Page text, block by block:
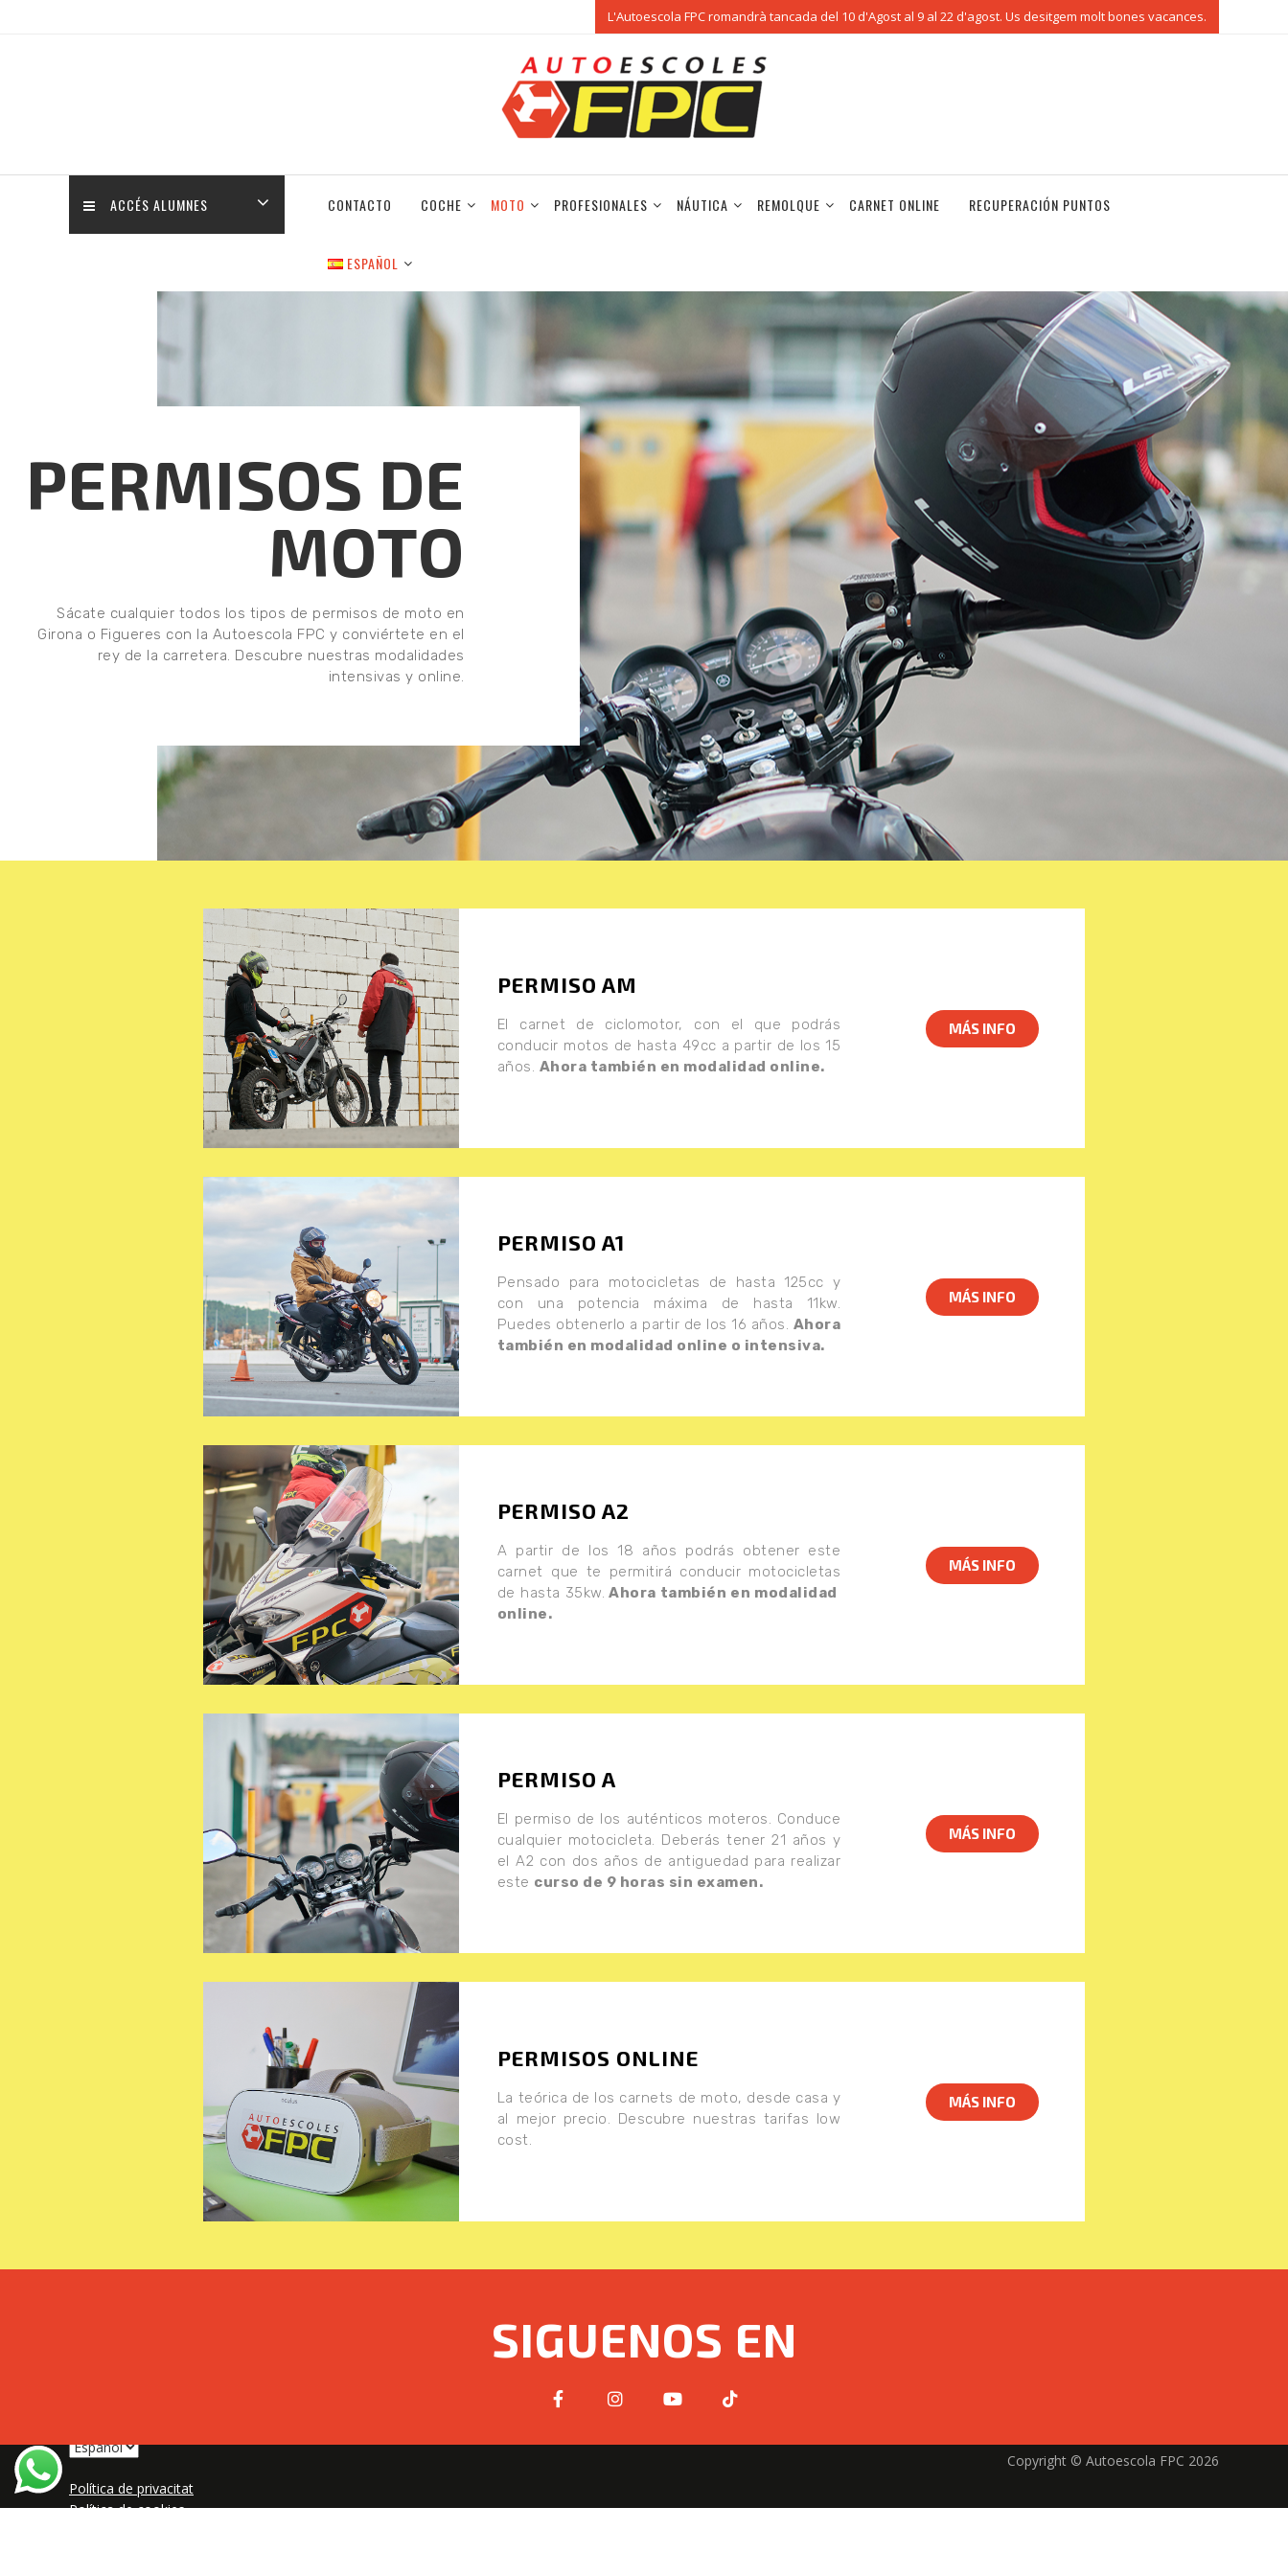
L'Autoescola FPC romandrà tancada del 10 d'Agost al 9 al 22 d'agost. Us desitgem molt bones vacances.
ACCÉS ALUMNES CONTACTO COCHE MOTO PROFESIONALES NÁUTICA REMOLQUE CARNET ONLINE RECUPERACIÓN PUNTOS
ESPAÑOL
PERMISOS DE
MOTO
Sácate cualquier todos los tipos de permisos de moto en
Girona o Figueres con la Autoescola FPC y conviértete en el
rey de la carretera. Descubre nuestras modalidades
intensivas y online.
PERMISO AM
El carnet de ciclomotor, con el que podrás
conducir motos de hasta 49cc a partir de los 15
años. Ahora también en modalidad online.
MÁS INFO
PERMISO A1
Pensado para motocicletas de hasta 125cc y
con una potencia máxima de hasta 11kw.
Puedes obtenerlo a partir de los 16 años. Ahora
también en modalidad online o intensiva.
MÁS INFO
PERMISO A2
A partir de los 18 años podrás obtener este
carnet que te permitirá conducir motocicletas
de hasta 35kw. Ahora también en modalidad
online.
MÁS INFO
PERMISO A
El permiso de los auténticos moteros. Conduce
cualquier motocicleta. Deberás tener 21 años y
el A2 con dos años de antiguedad para realizar
este curso de 9 horas sin examen.
MÁS INFO
PERMISOS ONLINE
La teórica de los carnets de moto, desde casa y
al mejor precio. Descubre nuestras tarifas low
cost.
MÁS INFO
SIGUENOS EN
Política de privacitat
Política de cookies
Copyright © Autoescola FPC 2026